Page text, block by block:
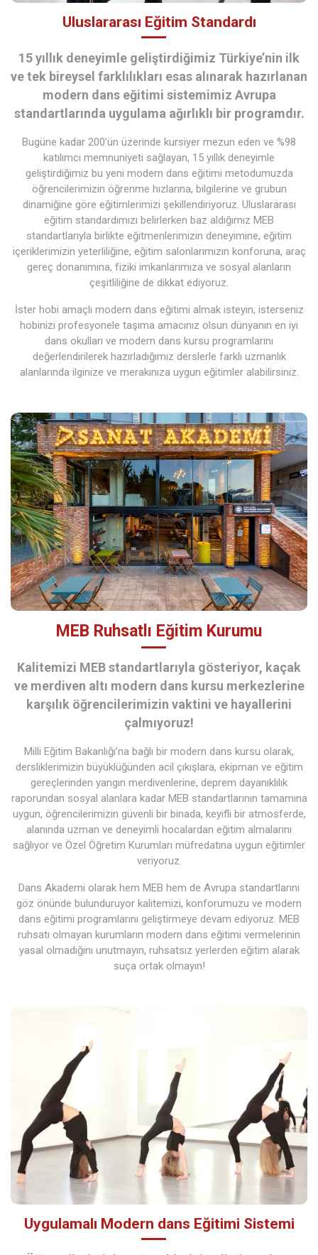
Uluslararası Eğitim Standardı
15 yıllık deneyimle geliştirdiğimiz Türkiye’nin ilk
ve tek bireysel farklılıkları esas alınarak hazırlanan
modern dans eğitimi sistemimiz Avrupa
standartlarında uygulama ağırlıklı bir programdır.
Bugüne kadar 200’ün üzerinde kursiyer mezun eden ve %98
katılımcı memnuniyeti sağlayan, 15 yıllık deneyimle
geliştirdiğimiz bu yeni modern dans eğitimi metodumuzda
öğrencilerimizin öğrenme hızlarına, bilgilerine ve grubun
dinamiğine göre eğitimlerimizi şekillendiriyoruz. Uluslararası
eğitim standardımızı belirlerken baz aldığımız MEB
standartlarıyla birlikte eğitmenlerimizin deneyimine, eğitim
içeriklerimizin yeterliliğine, eğitim salonlarımızın konforuna, araç
gereç donanımına, fiziki imkanlarımıza ve sosyal alanların
çeşitliliğine de dikkat ediyoruz.
İster hobi amaçlı modern dans eğitimi almak isteyin, isterseniz
hobinizi profesyonele taşıma amacınız olsun dünyanın en iyi
dans okulları ve modern dans kursu programlarını
değerlendirilerek hazırladığımız derslerle farklı uzmanlık
alanlarında ilginize ve merakınıza uygun eğitimler alabilirsiniz.
MEB Ruhsatlı Eğitim Kurumu
Kalitemizi MEB standartlarıyla gösteriyor, kaçak
ve merdiven altı modern dans kursu merkezlerine
karşılık öğrencilerimizin vaktini ve hayallerini
çalmıyoruz!
Milli Eğitim Bakanlığı’na bağlı bir modern dans kursu olarak,
dersliklerimizin büyüklüğünden acil çıkışlara, ekipman ve eğitim
gereçlerinden yangın merdivenlerine, deprem dayanıklılık
raporundan sosyal alanlara kadar MEB standartlarının tamamına
uygun, öğrencilerimizin güvenli bir binada, keyifli bir atmosferde,
alanında uzman ve deneyimli hocalardan eğitim almalarını
sağlıyor ve Özel Öğretim Kurumları müfredatına uygun eğitimler
veriyoruz.
Dans Akademi olarak hem MEB hem de Avrupa standartlarını
göz önünde bulunduruyor kalitemizi, konforumuzu ve modern
dans eğitimi programlarını geliştirmeye devam ediyoruz. MEB
ruhsatı olmayan kurumların modern dans eğitimi vermelerinin
yasal olmadığını unutmayın, ruhsatsız yerlerden eğitim alarak
suça ortak olmayın!
Uygulamalı Modern dans Eğitimi Sistemi